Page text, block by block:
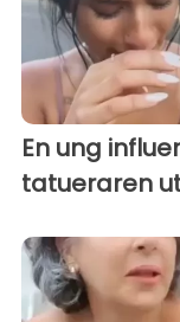
En ung
tatueraren